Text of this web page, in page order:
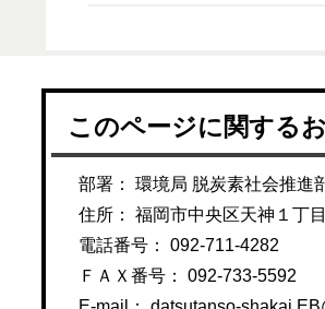
このページに関する
部署： 環境局 脱炭素社会推進
住所： 福岡市中央区天神１丁
電話番号： 092-711-4282
ＦＡＸ番号： 092-733-5592